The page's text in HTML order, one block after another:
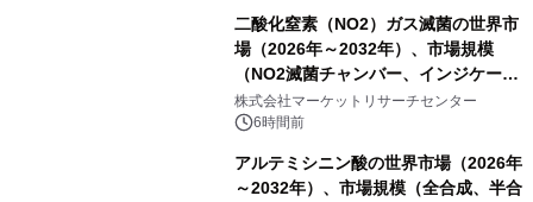
二酸化窒素（NO2）ガス滅菌の世界市
場（2026年～2032年）、市場規模
（NO2滅菌チャンバー、インジケータ
ーおよびモニタリングシステム、その
他）・分析レポートを発表
株式会社マーケットリサーチセンター
6時間前
アルテミシニン酸の世界市場（2026年
～2032年）、市場規模（全合成、半合